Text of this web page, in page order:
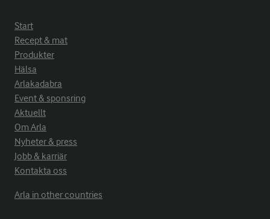
Start
Recept & mat
Produkter
Hälsa
Arlakadabra
Event & sponsring
Aktuellt
Om Arla
Nyheter & press
Jobb & karriär
Kontakta oss
Arla in other countries